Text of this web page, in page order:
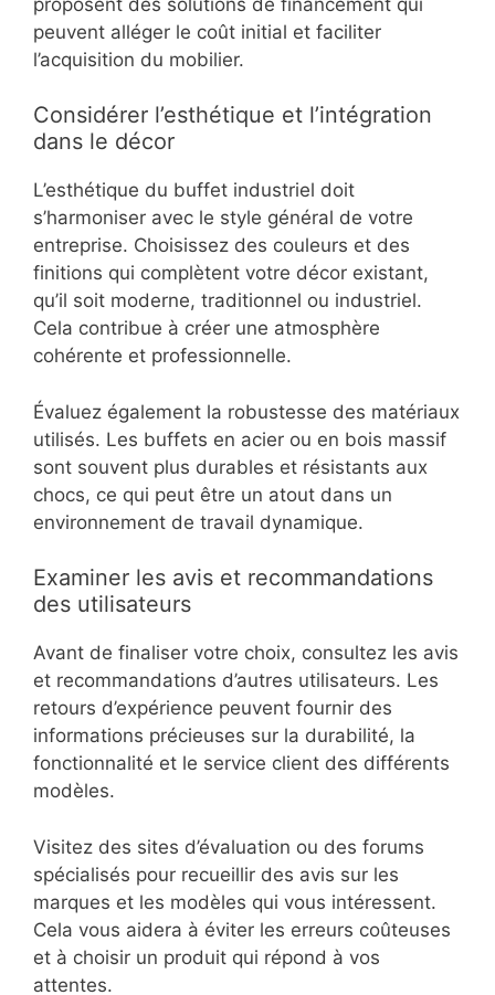
peuvent alléger le coût initial et faciliter
l’acquisition du mobilier.
Considérer l’esthétique et l’intégration
dans le décor
L’esthétique du buffet industriel doit
s’harmoniser avec le style général de votre
entreprise. Choisissez des couleurs et des
finitions qui complètent votre décor existant,
qu’il soit moderne, traditionnel ou industriel.
Cela contribue à créer une atmosphère
cohérente et professionnelle.
Évaluez également la robustesse des matériaux
utilisés. Les buffets en acier ou en bois massif
sont souvent plus durables et résistants aux
chocs, ce qui peut être un atout dans un
environnement de travail dynamique.
Examiner les avis et recommandations
des utilisateurs
Avant de finaliser votre choix, consultez les avis
et recommandations d’autres utilisateurs. Les
retours d’expérience peuvent fournir des
informations précieuses sur la durabilité, la
fonctionnalité et le service client des différents
modèles.
Visitez des sites d’évaluation ou des forums
spécialisés pour recueillir des avis sur les
marques et les modèles qui vous intéressent.
Cela vous aidera à éviter les erreurs coûteuses
et à choisir un produit qui répond à vos
attentes.